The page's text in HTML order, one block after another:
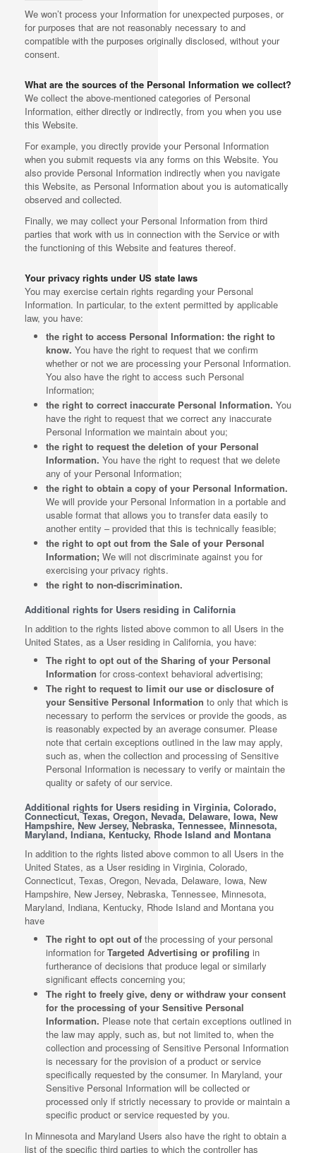
We won’t process your Information for unexpected purposes, or
for purposes that are not reasonably necessary to and
compatible with the purposes originally disclosed, without your
consent.
What are the sources of the Personal Information we collect?
We collect the above-mentioned categories of Personal
Information, either directly or indirectly, from you when you use
this Website.
For example, you directly provide your Personal Information
when you submit requests via any forms on this Website. You
also provide Personal Information indirectly when you navigate
this Website, as Personal Information about you is automatically
observed and collected.
Finally, we may collect your Personal Information from third
parties that work with us in connection with the Service or with
the functioning of this Website and features thereof.
Your privacy rights under US state laws
You may exercise certain rights regarding your Personal
Information. In particular, to the extent permitted by applicable
law, you have:
the right to access Personal Information: the right to
know. You have the right to request that we confirm
whether or not we are processing your Personal Information.
You also have the right to access such Personal
Information;
the right to correct inaccurate Personal Information. You
have the right to request that we correct any inaccurate
Personal Information we maintain about you;
the right to request the deletion of your Personal
Information. You have the right to request that we delete
any of your Personal Information;
the right to obtain a copy of your Personal Information.
We will provide your Personal Information in a portable and
usable format that allows you to transfer data easily to
another entity – provided that this is technically feasible;
the right to opt out from the Sale of your Personal
Information; We will not discriminate against you for
exercising your privacy rights.
the right to non-discrimination.
Additional rights for Users residing in California
In addition to the rights listed above common to all Users in the
United States, as a User residing in California, you have:
The right to opt out of the Sharing of your Personal
Information for cross-context behavioral advertising;
The right to request to limit our use or disclosure of
your Sensitive Personal Information to only that which is
necessary to perform the services or provide the goods, as
is reasonably expected by an average consumer. Please
note that certain exceptions outlined in the law may apply,
such as, when the collection and processing of Sensitive
Personal Information is necessary to verify or maintain the
quality or safety of our service.
Additional rights for Users residing in Virginia, Colorado,
Connecticut, Texas, Oregon, Nevada, Delaware, Iowa, New
Hampshire, New Jersey, Nebraska, Tennessee, Minnesota,
Maryland, Indiana, Kentucky, Rhode Island and Montana
In addition to the rights listed above common to all Users in the
United States, as a User residing in Virginia, Colorado,
Connecticut, Texas, Oregon, Nevada, Delaware, Iowa, New
Hampshire, New Jersey, Nebraska, Tennessee, Minnesota,
Maryland, Indiana, Kentucky, Rhode Island and Montana you
have
The right to opt out of the processing of your personal
information forTargeted Advertising or profiling in
furtherance of decisions that produce legal or similarly
significant effects concerning you;
The right to freely give, deny or withdraw your consent
for the processing of your Sensitive Personal
Information. Please note that certain exceptions outlined in
the law may apply, such as, but not limited to, when the
collection and processing of Sensitive Personal Information
is necessary for the provision of a product or service
specifically requested by the consumer. In Maryland, your
Sensitive Personal Information will be collected or
processed only if strictly necessary to provide or maintain a
specific product or service requested by you.
In Minnesota and Maryland Users also have the right to obtain a
list of the specific third parties to which the controller has